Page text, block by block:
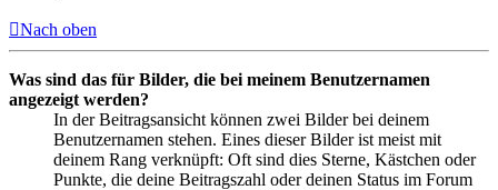
Nach oben
Was sind das für Bilder, die bei meinem Benutzernamen
angezeigt werden?
In der Beitragsansicht können zwei Bilder bei deinem
Benutzernamen stehen. Eines dieser Bilder ist meist mit
deinem Rang verknüpft: Oft sind dies Sterne, Kästchen oder
Punkte, die deine Beitragszahl oder deinen Status im Forum